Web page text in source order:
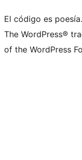
El código es poesía.
The WordPress®
of the WordPress